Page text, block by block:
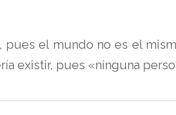
el mundo no es el
existir, pues «ninguna